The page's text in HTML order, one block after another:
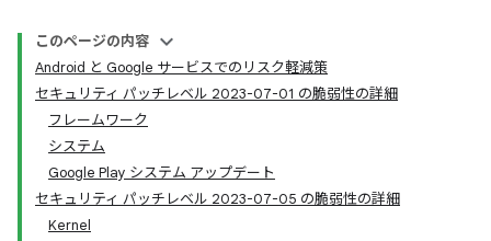
このページの内容
Android と Google サービスでのリスク軽減策
セキュリティ パッチレベル 2023-07-01 の脆弱性の詳細
フレームワーク
システム
Google Play システム アップデート
セキュリティ パッチレベル 2023-07-05 の脆弱性の詳細
Kernel